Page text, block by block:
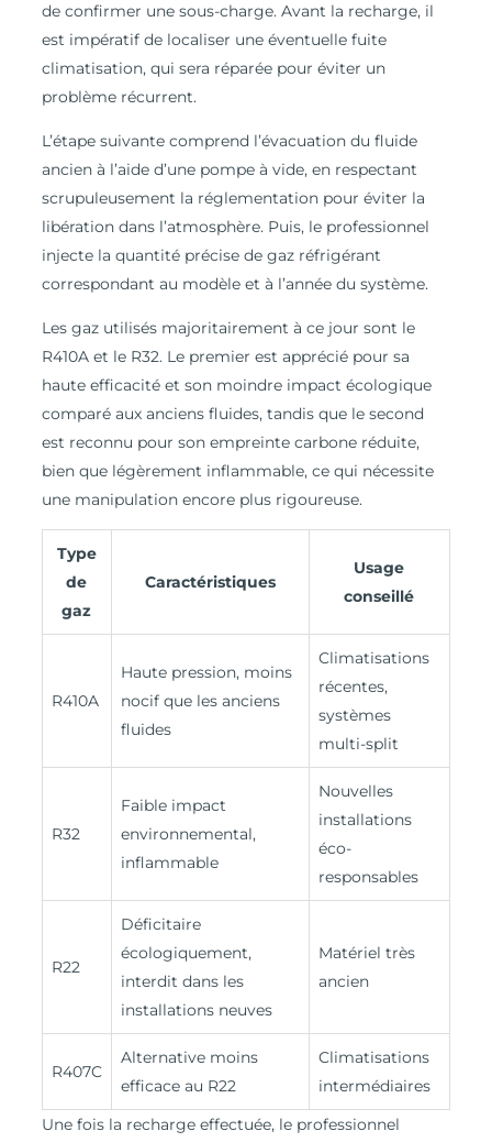
de confirmer une sous-charge. Avant la recharge, il
est impératif de localiser une éventuelle fuite
climatisation, qui sera réparée pour éviter un
problème récurrent.
L’étape suivante comprend l’évacuation du fluide
ancien à l’aide d’une pompe à vide, en respectant
scrupuleusement la réglementation pour éviter la
libération dans l’atmosphère. Puis, le professionnel
injecte la quantité précise de gaz réfrigérant
correspondant au modèle et à l’année du système.
Les gaz utilisés majoritairement à ce jour sont le
R410A et le R32. Le premier est apprécié pour sa
haute efficacité et son moindre impact écologique
comparé aux anciens fluides, tandis que le second
est reconnu pour son empreinte carbone réduite,
bien que légèrement inflammable, ce qui nécessite
une manipulation encore plus rigoureuse.
Type
de
gaz
Caractéristiques
Usage
conseillé
R410A
Haute pression, moins
nocif que les anciens
fluides
Climatisations
récentes,
systèmes
multi-split
R32
Faible impact
environnemental,
inflammable
Nouvelles
installations
éco-
responsables
R22
Déficitaire
écologiquement,
interdit dans les
installations neuves
Matériel très
ancien
R407C
Alternative moins
efficace au R22
Climatisations
intermédiaires
Une fois la recharge effectuée, le professionnel